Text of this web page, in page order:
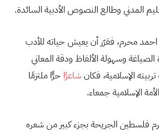
المدني وطالع النصوص الأدبية السائدة.
احمد محرم، فقرّر أن يعيش حياته للأدب
وسهولة الألفاظ ودقة المعاني
الإسلامية، فكانشاعرًا حرًّا ملتزمًا
الإسلامية جمعاء.
فلسطين الجريحة بجزء كبير من شعره